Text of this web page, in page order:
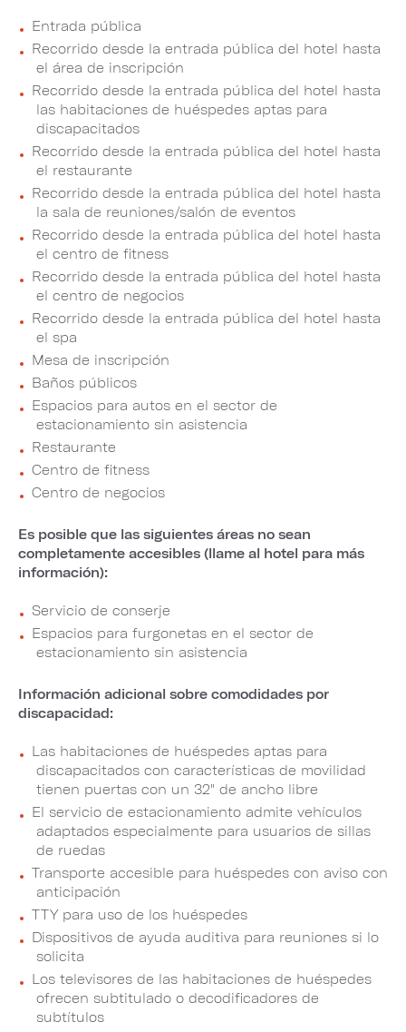
Entrada pública
Recorrido desde la entrada pública del hotel hasta
el área de inscripción
Recorrido desde la entrada pública del hotel hasta
las habitaciones de huéspedes aptas para
discapacitados
Recorrido desde la entrada pública del hotel hasta
el restaurante
Recorrido desde la entrada pública del hotel hasta
la sala de reuniones/salón de eventos
Recorrido desde la entrada pública del hotel hasta
el centro de fitness
Recorrido desde la entrada pública del hotel hasta
el centro de negocios
Recorrido desde la entrada pública del hotel hasta
el spa
Mesa de inscripción
Baños públicos
Espacios para autos en el sector de
estacionamiento sin asistencia
Restaurante
Centro de fitness
Centro de negocios
Es posible que las siguientes áreas no sean
completamente accesibles (llame al hotel para más
información):
Servicio de conserje
Espacios para furgonetas en el sector de
estacionamiento sin asistencia
Información adicional sobre comodidades por
discapacidad:
Las habitaciones de huéspedes aptas para
discapacitados con características de movilidad
tienen puertas con un 32" de ancho libre
El servicio de estacionamiento admite vehículos
adaptados especialmente para usuarios de sillas
de ruedas
Transporte accesible para huéspedes con aviso con
anticipación
TTY para uso de los huéspedes
Dispositivos de ayuda auditiva para reuniones si lo
solicita
Los televisores de las habitaciones de huéspedes
ofrecen subtitulado o decodificadores de
subtítulos